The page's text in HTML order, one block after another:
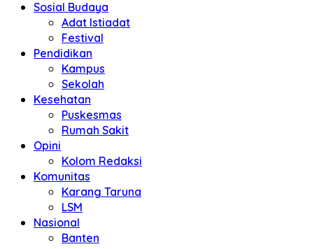
Sosial Budaya
Adat Istiadat
Festival
Pendidikan
Kampus
Sekolah
Kesehatan
Puskesmas
Rumah Sakit
Opini
Kolom Redaksi
Komunitas
Karang Taruna
LSM
Nasional
Banten